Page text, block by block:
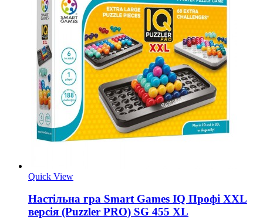
Quick View
Настільна гра Smart Games IQ Профі XXL
версія (Puzzler PRO) SG 455 XL